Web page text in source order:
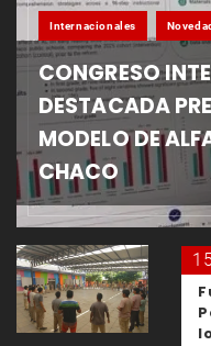
Internacionales
CONGRESO
DESTACADA
MODELO DE
CHACO